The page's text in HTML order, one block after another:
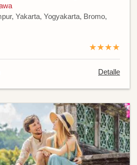
Yakarta, Yogyakarta, Bromo,
★★★★
Detalle